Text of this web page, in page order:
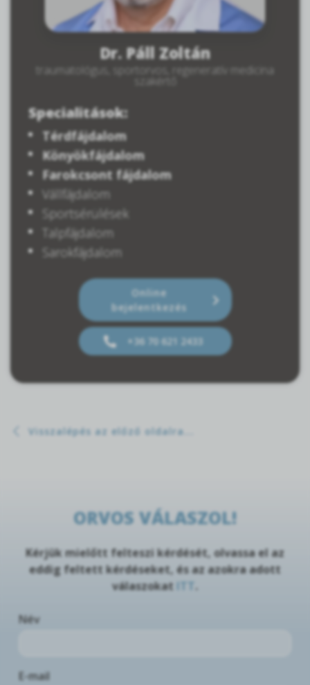
Dr. Páll Zoltán
traumatológus, sportorvos, regeneratív medicina
szakértő
Specialitások:
Térdfájdalom
Könyökfájdalom
Farokcsont fájdalom
Vállfájdalom
Sportsérülések
Talpfájdalom
Sarokfájdalom
Online
bejelentkezés
+36 70 621 2433
Visszalépés az előző oldalra...
ORVOS VÁLASZOL!
Kérjük mielőtt felteszi kérdését, olvassa el az
eddig feltett kérdéseket, és az azokra adott
válaszokat
Név
E-mail